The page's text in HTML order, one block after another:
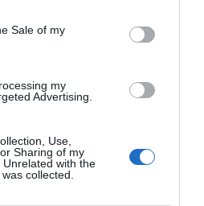
purposes in below Google
Sale of my
my
Advertising.
Use,
Sharing of my
with the
collected.
ΚΑΛΟΚΑΙΡΙΝΑ
Όταν η νέα
του νησιού
2026
Πολύ υψηλός
πυρκαγιάς στις